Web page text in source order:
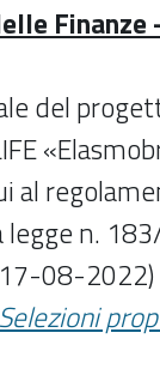
Finanze
del
al
n.
08-2022)
Selezioni